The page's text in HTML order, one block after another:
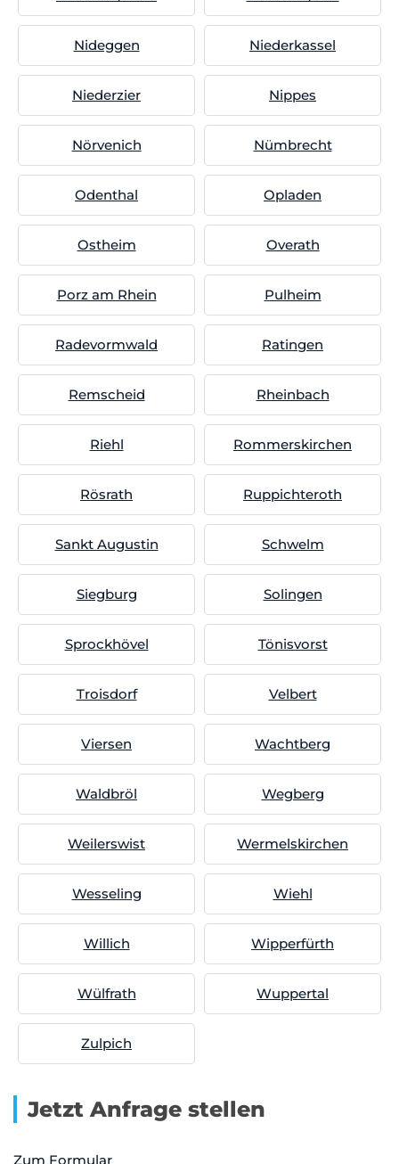
Nideggen Niederkassel
Niederzier Nippes
Nörvenich Nümbrecht
Odenthal Opladen
Ostheim Overath
Porz am Rhein Pulheim
Radevormwald Ratingen
Remscheid Rheinbach
Riehl Rommerskirchen
Rösrath Ruppichteroth
Sankt Augustin Schwelm
Siegburg Solingen
Sprockhövel Tönisvorst
Troisdorf Velbert
Viersen Wachtberg
Waldbröl Wegberg
Weilerswist Wermelskirchen
Wesseling Wiehl
Willich Wipperfürth
Wülfrath Wuppertal
Zulpich
Jetzt Anfrage stellen
Zum Formular